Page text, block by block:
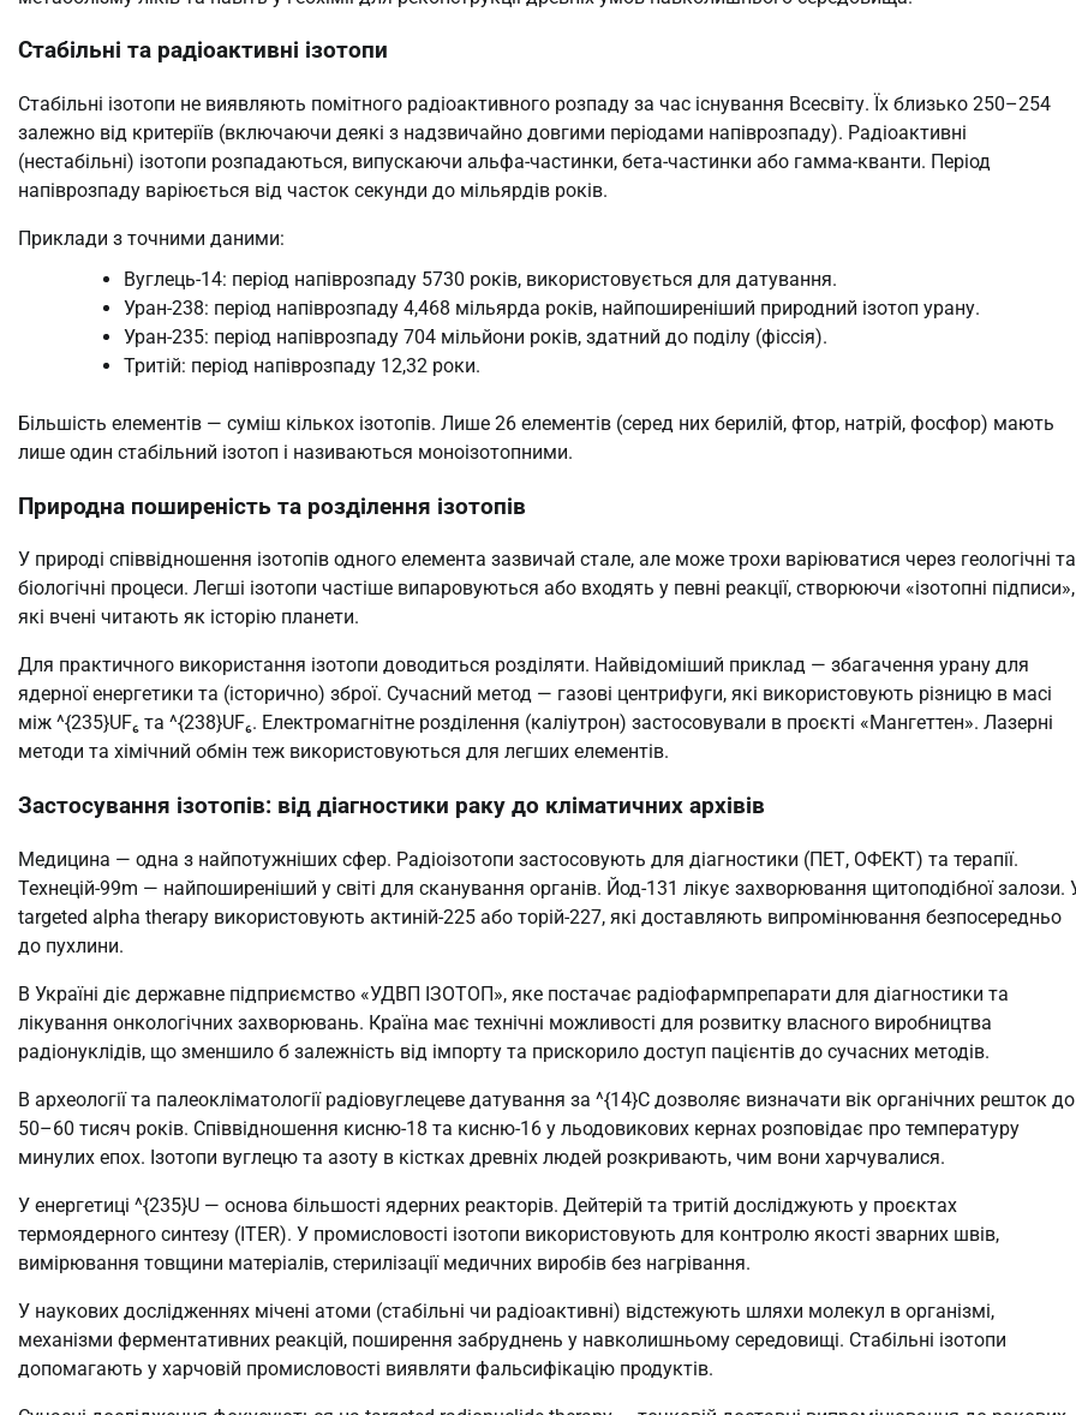
Стабільні та радіоактивні ізотопи
Стабільні ізотопи не виявляють помітного радіоактивного розпаду за час існування Всесвіту. Їх близько 250–254
залежно від критеріїв (включаючи деякі з надзвичайно довгими періодами напіврозпаду). Радіоактивні
(нестабільні) ізотопи розпадаються, випускаючи альфа-частинки, бета-частинки або гамма-кванти. Період
напіврозпаду варіюється від часток секунди до мільярдів років.
Приклади з точними даними:
Вуглець-14: період напіврозпаду 5730 років, використовується для датування.
Уран-238: період напіврозпаду 4,468 мільярда років, найпоширеніший природний ізотоп урану.
Уран-235: період напіврозпаду 704 мільйони років, здатний до поділу (фіссія).
Тритій: період напіврозпаду 12,32 роки.
Більшість елементів — суміш кількох ізотопів. Лише 26 елементів (серед них берилій, фтор, натрій, фосфор) мають
лише один стабільний ізотоп і називаються моноізотопними.
Природна поширеність та розділення ізотопів
У природі співвідношення ізотопів одного елемента зазвичай стале, але може трохи варіюватися через геологічні та
біологічні процеси. Легші ізотопи частіше випаровуються або входять у певні реакції, створюючи «ізотопні підписи»,
які вчені читають як історію планети.
Для практичного використання ізотопи доводиться розділяти. Найвідоміший приклад — збагачення урану для
ядерної енергетики та (історично) зброї. Сучасний метод — газові центрифуги, які використовують різницю в масі
між ^{235}UF₆ та ^{238}UF₆. Електромагнітне розділення (каліутрон) застосовували в проєкті «Мангеттен». Лазерні
методи та хімічний обмін теж використовуються для легших елементів.
Застосування ізотопів: від діагностики раку до кліматичних архівів
Медицина — одна з найпотужніших сфер. Радіоізотопи застосовують для діагностики (ПЕТ, ОФЕКТ) та терапії.
Технецій-99m — найпоширеніший у світі для сканування органів. Йод-131 лікує захворювання щитоподібної залози.
targeted alpha therapy використовують актиній-225 або торій-227, які доставляють випромінювання безпосередньо
до пухлини.
В Україні діє державне підприємство «УДВП ІЗОТОП», яке постачає радіофармпрепарати для діагностики та
лікування онкологічних захворювань. Країна має технічні можливості для розвитку власного виробництва
радіонуклідів, що зменшило б залежність від імпорту та прискорило доступ пацієнтів до сучасних методів.
В археології та палеокліматології радіовуглецеве датування за ^{14}C дозволяє визначати вік органічних решток до
50–60 тисяч років. Співвідношення кисню-18 та кисню-16 у льодовикових кернах розповідає про температуру
минулих епох. Ізотопи вуглецю та азоту в кістках древніх людей розкривають, чим вони харчувалися.
У енергетиці ^{235}U — основа більшості ядерних реакторів. Дейтерій та тритій досліджують у проєктах
термоядерного синтезу (ITER). У промисловості ізотопи використовують для контролю якості зварних швів,
вимірювання товщини матеріалів, стерилізації медичних виробів без нагрівання.
У наукових дослідженнях мічені атоми (стабільні чи радіоактивні) відстежують шляхи молекул в організмі,
механізми ферментативних реакцій, поширення забруднень у навколишньому середовищі. Стабільні ізотопи
допомагають у харчовій промисловості виявляти фальсифікацію продуктів.